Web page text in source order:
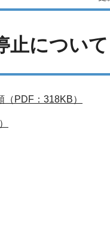
止について
PDF：318KB）